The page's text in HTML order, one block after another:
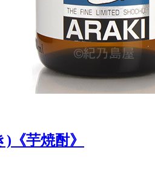
《芋焼酎》